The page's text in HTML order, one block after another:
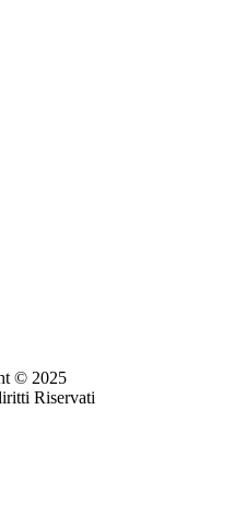
© 2025
Riservati